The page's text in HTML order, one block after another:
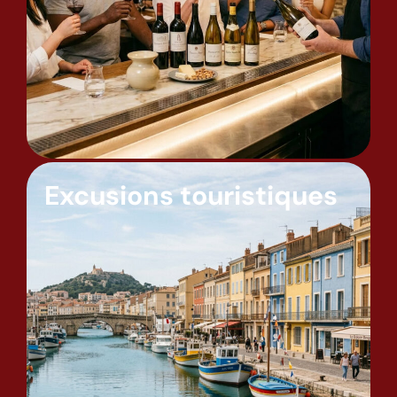
Excusions touristiques